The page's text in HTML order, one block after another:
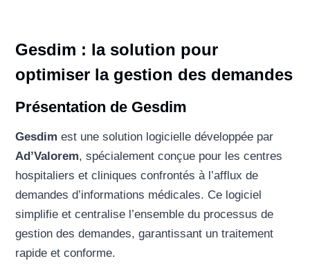
Gesdim : la solution pour
optimiser la gestion des demandes
Présentation de Gesdim
Gesdim est une solution logicielle développée par
Ad’Valorem, spécialement conçue pour les centres
hospitaliers et cliniques confrontés à l’afflux de
demandes d’informations médicales. Ce logiciel
simplifie et centralise l’ensemble du processus de
gestion des demandes, garantissant un traitement
rapide et conforme.